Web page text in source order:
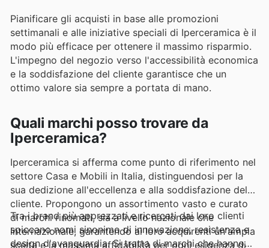
Pianificare gli acquisti in base alle promozioni
settimanali e alle iniziative speciali di Iperceramica è il
modo più efficace per ottenere il massimo risparmio.
L'impegno del negozio verso l'accessibilità economica
e la soddisfazione del cliente garantisce che un
ottimo valore sia sempre a portata di mano.
Quali marchi posso trovare da
Iperceramica?
Iperceramica si afferma come punto di riferimento nel
settore Casa e Mobili in Italia, distinguendosi per la
sua dedizione all'eccellenza e alla soddisfazione del
cliente. Propongono un assortimento vasto e curato
di marchi rinomati, sia a livello nazionale che
internazionale, garantendo ai loro acquirenti un'ampia
scelta e la massima affidabilità per ogni esigenza di
Tra i brand più apprezzati e ricercati dai loro clienti
spiccano nomi sinonimo di innovazione, resistenza e
design d'avanguardia. Si tratta di marchi che hanno